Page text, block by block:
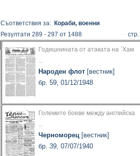
Съответствия за: Кораби, военни
Резултати 289 - 297 от 1488
Годишнината от атаката на `Хам
...
Народен флот [вестник]
бр. 59, 01/12/1948
Големите боеве между английска
...
Черноморец [вестник]
бр. 39, 07/07/1940